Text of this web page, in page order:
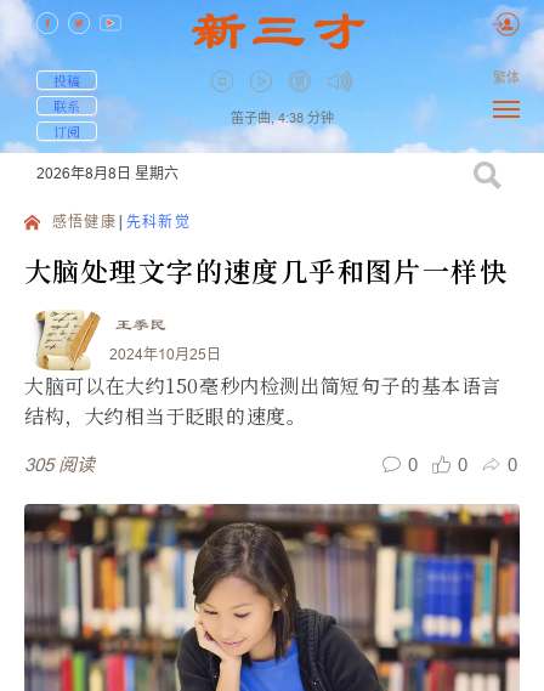
投稿
联系
订阅
笛子曲, 4:38 分钟
繁体
2026年8月8日 星期六
感悟健康 先科新觉
大脑处理文字的速度几乎和图片一样快
王季民
2024年10月25日
大脑可以在大约150毫秒内检测出简短句子的基本语言
结构，大约相当于眨眼的速度。
305 阅读 0 0 0